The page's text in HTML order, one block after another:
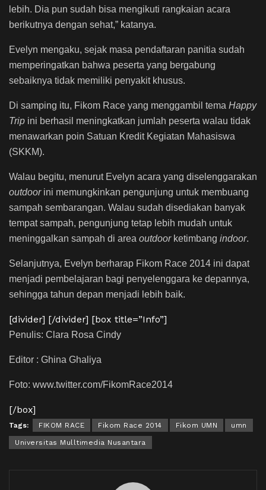
lebih. Dia pun sudah bisa mengikuti rangkaian acara
berikutnya dengan sehat,” katanya.
Evelyn mengaku, sejak masa pendaftaran panitia sudah
memperingatkan bahwa peserta yang bergabung
sebaiknya tidak memiliki penyakit khusus.
Di samping itu, Fikom Race yang menggambil tema Happy
Trip ini berhasil meningkatkan jumlah peserta walau tidak
menawarkan poin Satuan Kredit Kegiatan Mahasiswa
(SKKM).
Walau begitu, menurut Evelyn acara yang diselenggarakan
outdoorini memungkinkan pengunjung untuk membuang
sampah sembarangan. Walau sudah disediakan banyak
tempat sampah, pengunjung tetap lebih mudah untuk
meninggalkan sampah di area outdoor ketimbang indoor.
Selanjutnya, Evelyn berharap Fikom Race 2014 ini dapat
menjadi pembelajaran bagi penyelenggara ke depannya,
sehingga tahun depan menjadi lebih baik.
[divider] [/divider] [box title=”Info”]
Penulis: Clara Rosa Cindy
Editor : Ghina Ghaliya
Foto: www.twitter.com/FikomRace2014
[/box]
Tags: FIKOM RACE Fikom Race 2014 Fikom UMN umn
Universitas Mulltimedia Nusantara